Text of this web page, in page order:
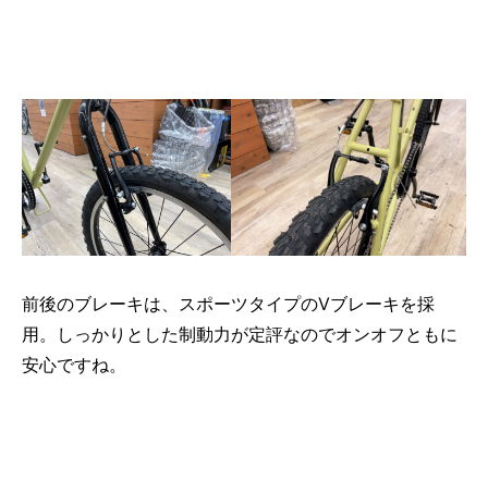
前後のブレーキは、スポーツタイプのVブレーキを採
用。しっかりとした制動力が定評なのでオンオフともに
安心ですね。